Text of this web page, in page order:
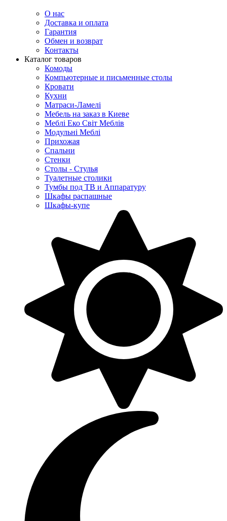
О нас
Доставка и оплата
Гарантия
Обмен и возврат
Контакты
Каталог товаров
Комоды
Компьютерные и письменные столы
Кровати
Кухни
Матраси-Ламелі
Мебель на заказ в Киеве
Меблі Еко Світ Меблів
Модульні Меблі
Прихожая
Спальни
Стенки
Столы - Стулья
Туалетные столики
Тумбы под ТВ и Аппаратуру
Шкафы распашные
Шкафы-купе